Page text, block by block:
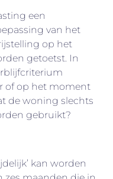
een
van het
op het
getoetst. In
of op het moment
de woning slechts
gebruikt?
kan worden